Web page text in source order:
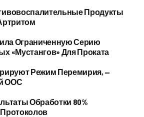
Продукты
Ограниченную Серию
«Мустангов» Для Проката
Режим Перемирия, —
ООС
Обработки 80%